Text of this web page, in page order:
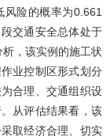
风险的概率为0.661
交通安全总体处于
，该实例的施工状
业控制区形式划分
合理、交通组织设
从评估结果看，该
取经济合理、切实